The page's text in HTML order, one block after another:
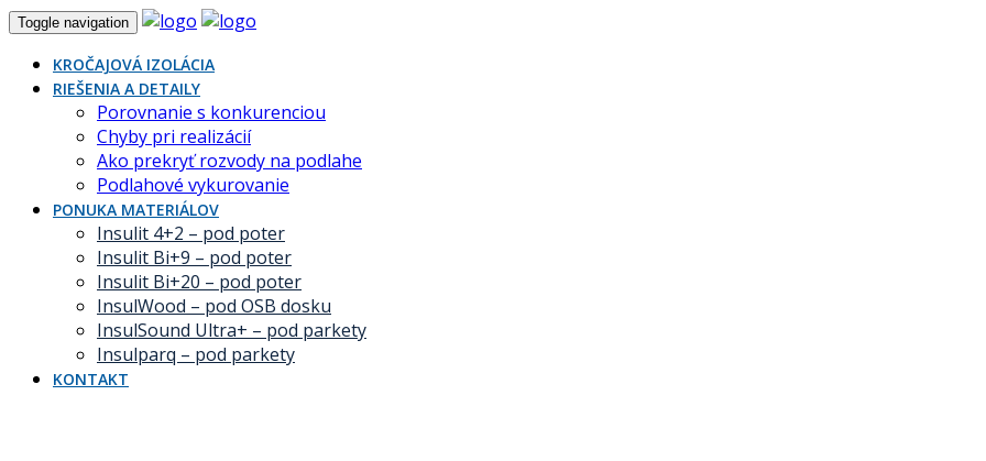
Toggle navigation
KROČAJOVÁ IZOLÁCIA
RIEŠENIA A DETAILY
Porovnanie s konkurenciou
Chyby pri realizácií
Ako prekryť rozvody na podlahe
Podlahové vykurovanie
PONUKA MATERIÁLOV
Insulit 4+2 – pod poter
Insulit Bi+9 – pod poter
Insulit Bi+20 – pod poter
InsulWood – pod OSB dosku
InsulSound Ultra+ – pod parkety
Insulparq – pod parkety
KONTAKT